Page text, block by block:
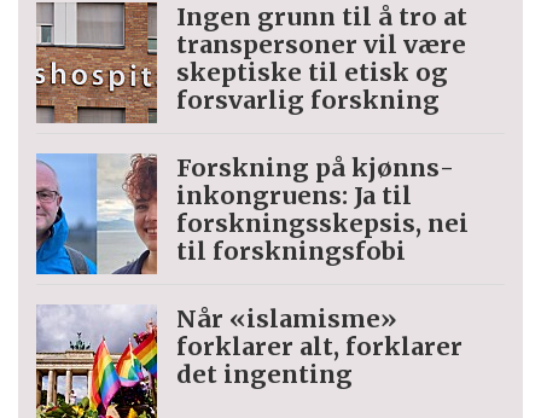
Ingen grunn til å tro at
trans­personer vil være
skeptiske til etisk og
forsvarlig forskning
Forskning på kjønns­
inkongruens: Ja til
forskningsskepsis, nei
til forskningsfobi
Når «islamisme»
forklarer alt, forklarer
det ingenting